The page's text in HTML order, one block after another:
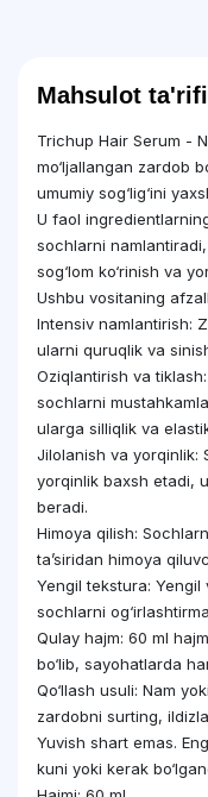
Mahsulot ta'rifi
Trichup Hair Serum -
mo‘ljallangan zardob
umumiy sog‘lig‘ini
U faol
sochlarni
sog‘lom ko‘rinish va
Ushbu vositaning
Intensiv namlantirish:
ularni quruqlik va
Oziqlantirish va
sochlarni
ularga silliqlik va
Jilolanish va yorqinlik:
yorqinlik baxsh etadi,
beradi.
Himoya qilish:
ta’siridan himoya
Yengil tekstura: Yengil
sochlarni
Qulay hajm: 60 ml
bo‘lib, sayohatlarda
Qo‘llash usuli: Nam
zardobni surting,
Yuvish shart emas.
kuni yoki kerak